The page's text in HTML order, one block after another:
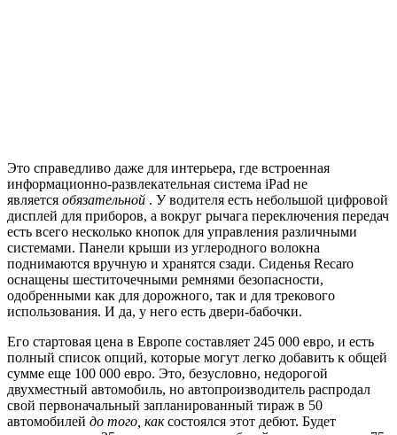
Это справедливо даже для интерьера, где встроенная
информационно-развлекательная система iPad не
является обязательной . У водителя есть небольшой цифровой
дисплей для приборов, а вокруг рычага переключения передач
есть всего несколько кнопок для управления различными
системами. Панели крыши из углеродного волокна
поднимаются вручную и хранятся сзади. Сиденья Recaro
оснащены шеститочечными ремнями безопасности,
одобренными как для дорожного, так и для трекового
использования. И да, у него есть двери-бабочки.
Его стартовая цена в Европе составляет 245 000 евро, и есть
полный список опций, которые могут легко добавить к общей
сумме еще 100 000 евро. Это, безусловно, недорогой
двухместный автомобиль, но автопроизводитель распродал
свой первоначальный запланированный тираж в 50
автомобилей до того, каксостоялся этот дебют. Будет